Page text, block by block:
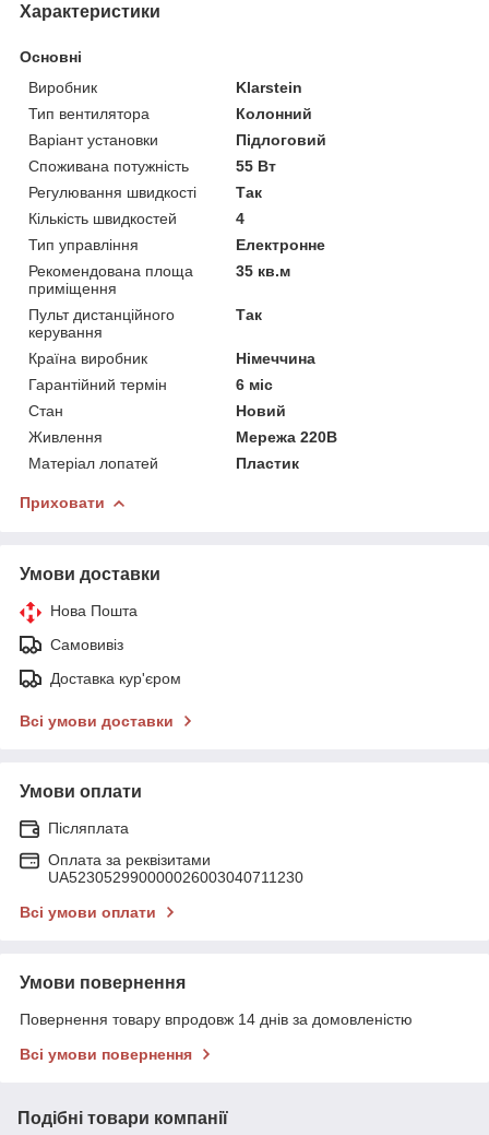
Характеристики
Основні
Виробник
Klarstein
Тип вентилятора
Колонний
Варіант установки
Підлоговий
Споживана потужність
55 Вт
Регулювання швидкості
Так
Кількість швидкостей
4
Тип управління
Електронне
Рекомендована площа
приміщення
35 кв.м
Пульт дистанційного
керування
Так
Країна виробник
Німеччина
Гарантійний термін
6 міс
Стан
Новий
Живлення
Мережа 220В
Матеріал лопатей
Пластик
Приховати
Умови доставки
Нова Пошта
Самовивіз
Доставка кур'єром
Всі умови доставки
Умови оплати
Післяплата
Оплата за реквізитами
UA523052990000026003040711230
Всі умови оплати
Умови повернення
Повернення товару впродовж 14 днів за домовленістю
Всі умови повернення
Подібні товари компанії